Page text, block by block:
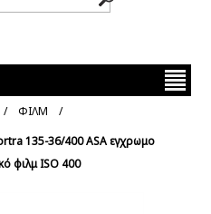
/ ΦΙΛΜ
/
135-36/400 ASA εγχρωμο
φιλμ ISO 400